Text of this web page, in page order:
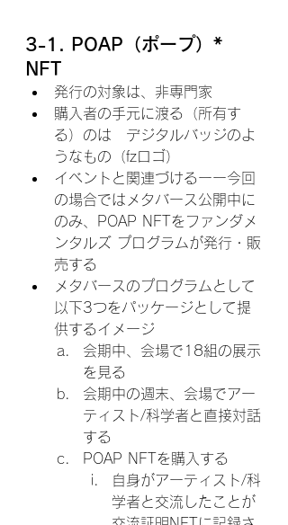
3-1. POAP（ポープ）*
NFT
発行の対象は、非専門家
購入者の手元に渡る（所有す
る）のは　デジタルバッジのよ
うなもの（fzロゴ）
イベントと関連づけるーー今回
の場合ではメタバース公開中に
のみ、POAP NFTをファンダメ
ンタルズ プログラムが発行・販
売する
メタバースのプログラムとして
以下3つをパッケージとして提
供するイメージ
会期中、会場で18組の展示
を見る
会期中の週末、会場でアー
ティスト/科学者と直接対話
する
POAP NFTを購入する
自身がアーティスト/科
学者と交流したことが